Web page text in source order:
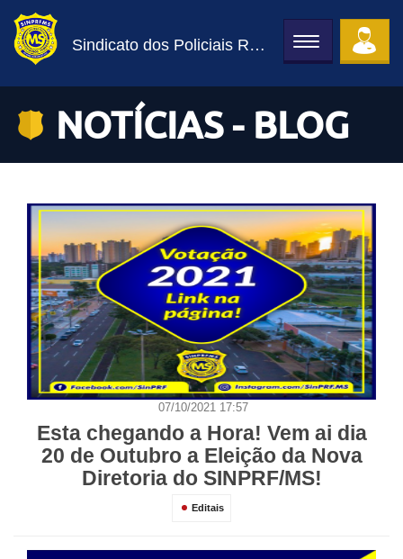
Sindicato dos Policiais Rodoviários Federais de MS
Toggle
navigation
NOTÍCIAS - BLOG
07/10/2021 17:57
Esta chegando a Hora! Vem ai dia
20 de Outubro a Eleição da Nova
Diretoria do SINPRF/MS!
Editais